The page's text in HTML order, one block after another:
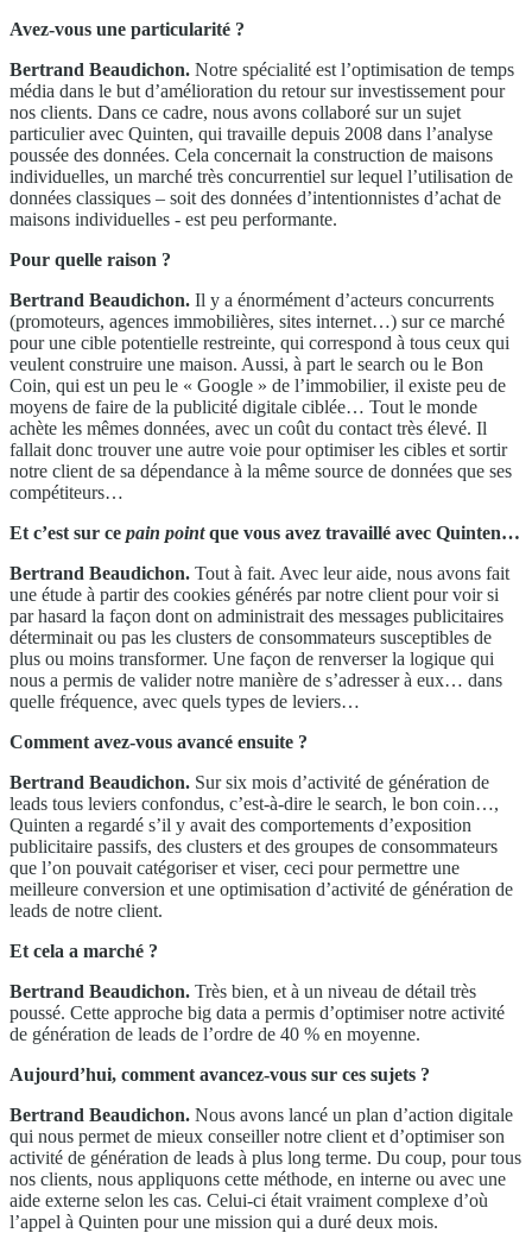
Avez-vous une particularité ?
Bertrand Beaudichon. Notre spécialité est l’optimisation de temps
média dans le but d’amélioration du retour sur investissement pour
nos clients. Dans ce cadre, nous avons collaboré sur un sujet
particulier avec Quinten, qui travaille depuis 2008 dans l’analyse
poussée des données. Cela concernait la construction de maisons
individuelles, un marché très concurrentiel sur lequel l’utilisation de
données classiques – soit des données d’intentionnistes d’achat de
maisons individuelles - est peu performante.
Pour quelle raison ?
Bertrand Beaudichon. Il y a énormément d’acteurs concurrents
(promoteurs, agences immobilières, sites internet…) sur ce marché
pour une cible potentielle restreinte, qui correspond à tous ceux qui
veulent construire une maison. Aussi, à part le search ou le Bon
Coin, qui est un peu le « Google » de l’immobilier, il existe peu de
moyens de faire de la publicité digitale ciblée… Tout le monde
achète les mêmes données, avec un coût du contact très élevé. Il
fallait donc trouver une autre voie pour optimiser les cibles et sortir
notre client de sa dépendance à la même source de données que ses
compétiteurs…
Et c’est sur ce pain pointque vous avez travaillé avec Quinten…
Bertrand Beaudichon. Tout à fait. Avec leur aide, nous avons fait
une étude à partir des cookies générés par notre client pour voir si
par hasard la façon dont on administrait des messages publicitaires
déterminait ou pas les clusters de consommateurs susceptibles de
plus ou moins transformer. Une façon de renverser la logique qui
nous a permis de valider notre manière de s’adresser à eux… dans
quelle fréquence, avec quels types de leviers…
Comment avez-vous avancé ensuite ?
Bertrand Beaudichon. Sur six mois d’activité de génération de
leads tous leviers confondus, c’est-à-dire le search, le bon coin…,
Quinten a regardé s’il y avait des comportements d’exposition
publicitaire passifs, des clusters et des groupes de consommateurs
que l’on pouvait catégoriser et viser, ceci pour permettre une
meilleure conversion et une optimisation d’activité de génération de
leads de notre client.
Et cela a marché ?
Bertrand Beaudichon. Très bien, et à un niveau de détail très
poussé. Cette approche big data a permis d’optimiser notre activité
de génération de leads de l’ordre de 40 % en moyenne.
Aujourd’hui, comment avancez-vous sur ces sujets ?
Bertrand Beaudichon. Nous avons lancé un plan d’action digitale
qui nous permet de mieux conseiller notre client et d’optimiser son
activité de génération de leads à plus long terme. Du coup, pour tous
nos clients, nous appliquons cette méthode, en interne ou avec une
aide externe selon les cas. Celui-ci était vraiment complexe d’où
l’appel à Quinten pour une mission qui a duré deux mois.